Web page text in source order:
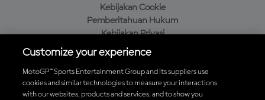
Kebijakan Cookie
Pemberitahuan Hukum
Kebijakan Privasi
Kebijakan Pembelian
Unduh Aplikasi Resmi MotoGP™
Customize your experience
MotoGP™ Sports Entertainment Group and its suppliers use
cookies and similar technologies to measure your interactions
with our websites, products and services, and to show you